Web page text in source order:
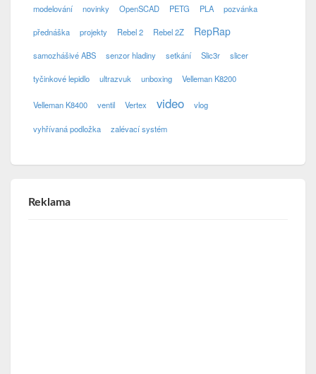
modelování novinky OpenSCAD PETG PLA pozvánka
přednáška projekty Rebel 2 Rebel 2Z RepRap
samozhášivé ABS senzor hladiny setkání Slic3r slicer
tyčinkové lepidlo ultrazvuk unboxing Velleman K8200
Velleman K8400 ventil Vertex video vlog
vyhřívaná podložka zalévací systém
Reklama